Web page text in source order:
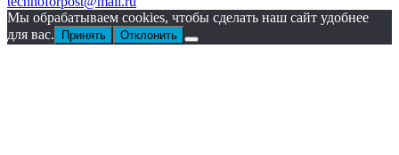
Мы обрабатываем cookies, чтобы сделать наш сайт удобнее
для вас.
Принять Отклонить